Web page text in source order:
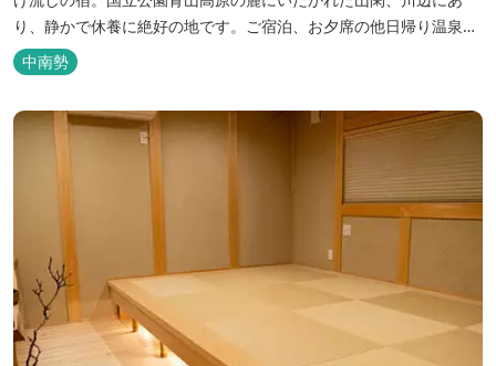
り、静かで休養に絶好の地です。ご宿泊、お夕席の他日帰り温泉も
楽しめます。お料理にも温泉を用いた温泉野菜蒸しの他美と健康を
テーマとしたふるさと会席をご用意しています。
中南勢